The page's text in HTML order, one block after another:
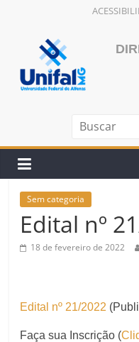
conteúdo
Sem categoria
Edital nº
18 de fevereiro de 2022
Edital nº 21/2022
Faça sua Inscrição (